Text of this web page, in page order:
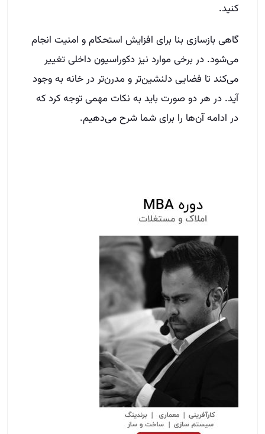
کنید.
گاهی بازسازی بنا برای افزایش استحکام و امنیت انجام
می‌شود. در برخی موارد نیز دکوراسیون داخلی تغییر
می‌کند تا فضایی دلنشین‌تر و مدرن‌تر در خانه به وجود
آید. در هر دو صورت باید به نکات مهمی توجه کرد که
در ادامه آن‌ها را برای شما شرح می‌دهیم.